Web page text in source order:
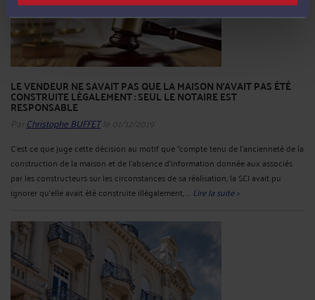
LE VENDEUR NE SAVAIT PAS QUE LA MAISON N'AVAIT PAS ÉTÉ
CONSTRUITE LÉGALEMENT : SEUL LE NOTAIRE EST
RESPONSABLE
Par Christophe BUFFETle 01/12/2019
C'est ce que juge cette décision au motif que "compte tenu de l'ancienneté de la
construction de la maison et de l'absence d'information donnée aux associés
par les constructeurs sur les circonstances de sa réalisation, la SCI avait pu
ignorer qu'elle avait été construite illégalement, ... Lire la suite >